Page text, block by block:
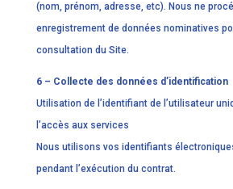
(nom, prénom, adresse, etc). Nous ne
enregistrement de données nominatives
consultation du Site.
6 – Collecte des données d’identification
Utilisation de l’identifiant de l’utilisateur
l’accès aux services
Nous utilisons vos identifiants
pendant l’exécution du contrat.